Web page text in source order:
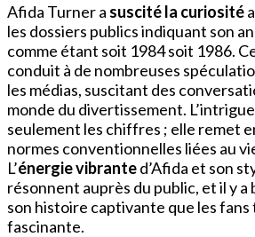
Afida Turner a suscité la curiosité
les dossiers publics indiquant son
comme étant soit 1984 soit 1986.
conduit à de nombreuses
les médias, suscitant des
monde du divertissement.
seulement les chiffres ; elle remet
normes conventionnelles liées au
L’énergie vibranted’Afida et son
résonnent auprès du public, et il y a
son histoire captivante que les
fascinante.